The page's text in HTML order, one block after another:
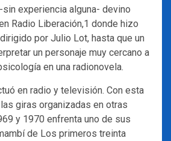
experiencia alguna- devino
Radio Liberación,1 donde hizo
por Julio Lot, hasta que un
un personaje muy cercano a
en una radionovela.
en radio y televisión. Con esta
giras organizadas en otras
y 1970 enfrenta uno de sus
de Los primeros treinta